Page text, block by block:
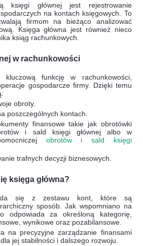
księgi głównej jest rejestrowanie
na kontach księgowych. To
firmom na bieżąco analizować
Księga główna jest również nieco
ksiąg rachunkowych.
w rachunkowości
kluczową funkcję w rachunkowości,
gospodarcze firmy. Dzięki temu
obroty.
poszczególnych kontach.
finansowe takie jak obrotówki
i sald księgi głównej albo w
obrotów i sald księgi
trafnych decyzji biznesowych.
księga główna?
się z zestawu kont, które są
sposób. Jak wspomniano na
odpowiada za określoną kategorię,
wynikowe oraz pozabilansowe.
na precyzyjne zarządzanie finansami
jej stabilności i dalszego rozwoju.